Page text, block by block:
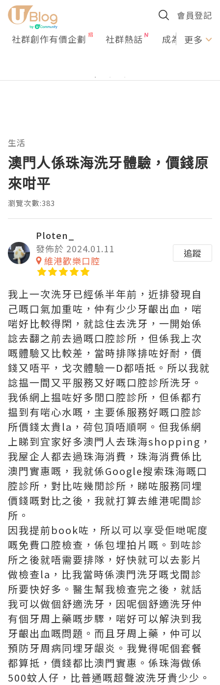
會員登記
社群創作有價企劃 社群熱話 成為U更多
生活
澳門人係珠海洗牙體驗，價錢原
來咁平
瀏覽次數:383
Ploten_
發佈於 2024.01.11
維港歡樂口腔
追蹤
我上一次洗牙已經係半年前，近排發現自
己嘅口氣加重咗，仲有少少牙齦出血，啱
啱好比較得閑，就諗住去洗牙，一開始係
諗去翻之前去過嘅口腔診所，但係我上次
嘅體驗又比較差，當時排隊排咗好耐，價
錢又唔平，戈次體驗一D都唔抵。所以我就
諗揾一間又平服務又好嘅口腔診所洗牙。
我係網上揾咗好多閒口腔診所，但係都冇
揾到有啱心水嘅，主要係服務好嘅口腔診
所價錢太貴la，荷包頂唔順啊。但我係網
上睇到宜家好多澳門人去珠海shopping，
我屋企人都去過珠海消費，珠海消費係比
澳門實惠嘅，我就係Google搜索珠海嘅口
腔診所，對比咗幾閒診所，睇咗服務同埋
價錢嘅對比之後，我就打算去維港呢間診
所。
因我提前book咗，所以可以享受佢哋呢度
嘅免費口腔檢查，係包埋拍片嘅。到咗診
所之後就唔需要排隊，好快就可以去影片
做檢查la，比我當時係澳門洗牙嘅戈間診
所要快好多。醫生幫我檢查完之後，就話
我可以做個舒適洗牙，因呢個舒適洗牙仲
有個牙周上藥嘅步驟，啱好可以解決到我
牙齦出血嘅問題。而且牙周上藥，仲可以
預防牙周病同埋牙龈炎。我覺得呢個套餐
都算抵，價錢都比澳門實惠。係珠海做係
500蚊人仔，比普通嘅超聲波洗牙貴少少。